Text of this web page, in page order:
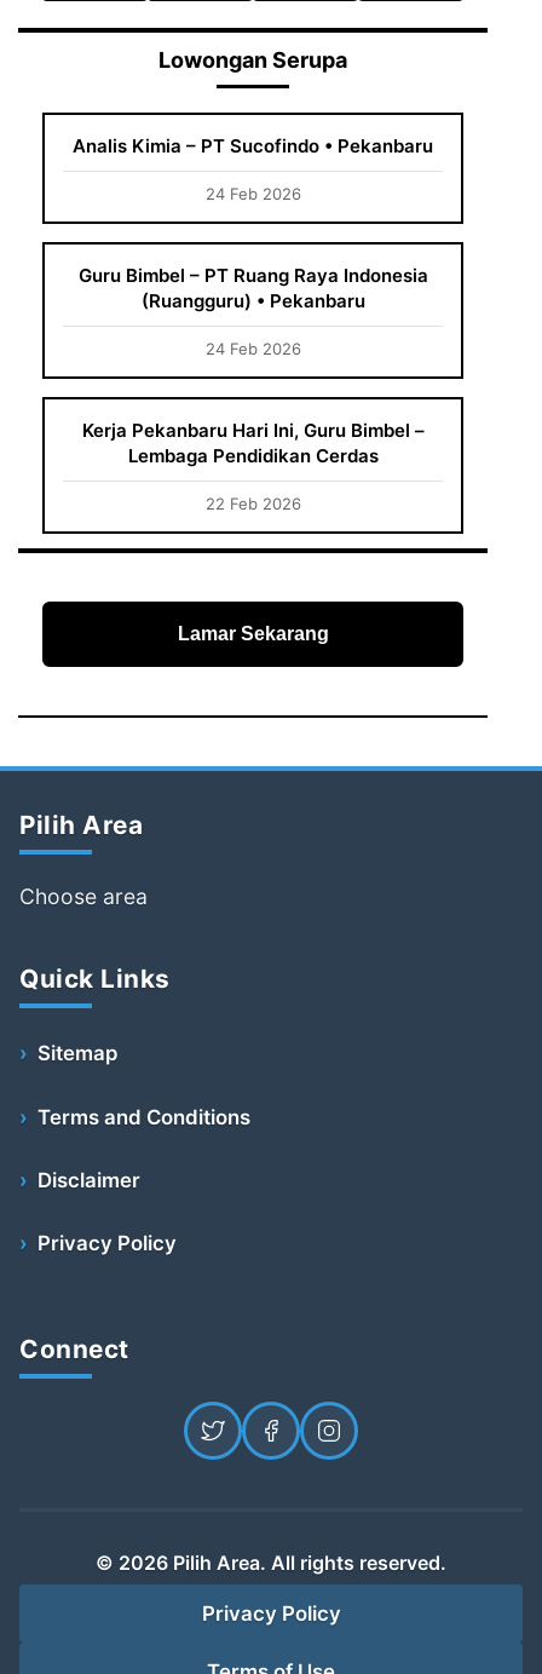
Lowongan Serupa
Analis Kimia – PT Sucofindo • Pekanbaru
24 Feb 2026
Guru Bimbel – PT Ruang Raya Indonesia
(Ruangguru) • Pekanbaru
24 Feb 2026
Kerja Pekanbaru Hari Ini, Guru Bimbel –
Lembaga Pendidikan Cerdas
22 Feb 2026
Lamar Sekarang
Pilih Area
Choose area
Quick Links
Sitemap
Terms and Conditions
Disclaimer
Privacy Policy
Connect
© 2026 Pilih Area. All rights reserved.
Privacy Policy